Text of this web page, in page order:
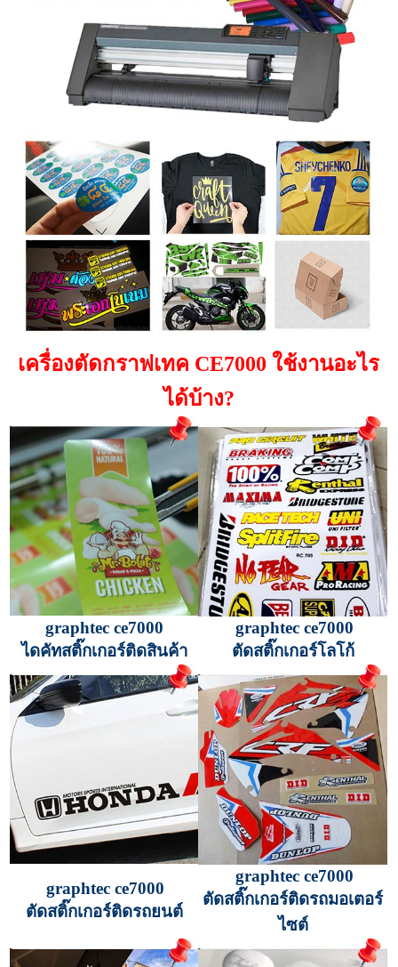
เครื่องตัดกราฟเทค CE7000 ใช้งานอะไร
ได้บ้าง?
graphtec ce7000
ไดคัทสติ๊กเกอร์ติดสินค้า
graphtec ce7000
ตัดสติ๊กเกอร์โลโก้
graphtec ce7000
ตัดสติ๊กเกอร์ติดรถยนต์
graphtec ce7000
ตัดสติ๊กเกอร์ติดรถมอเตอร์
ไซต์